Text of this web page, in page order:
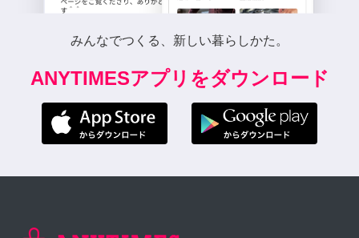
みんなでつくる、新しい暮らしかた。
ANYTIMESアプリをダウンロード